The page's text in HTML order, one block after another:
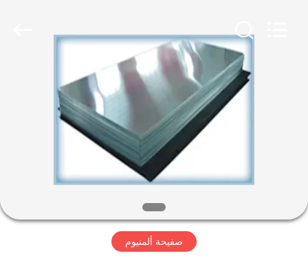
معلومات
عنا
صفيحة ألمنيوم